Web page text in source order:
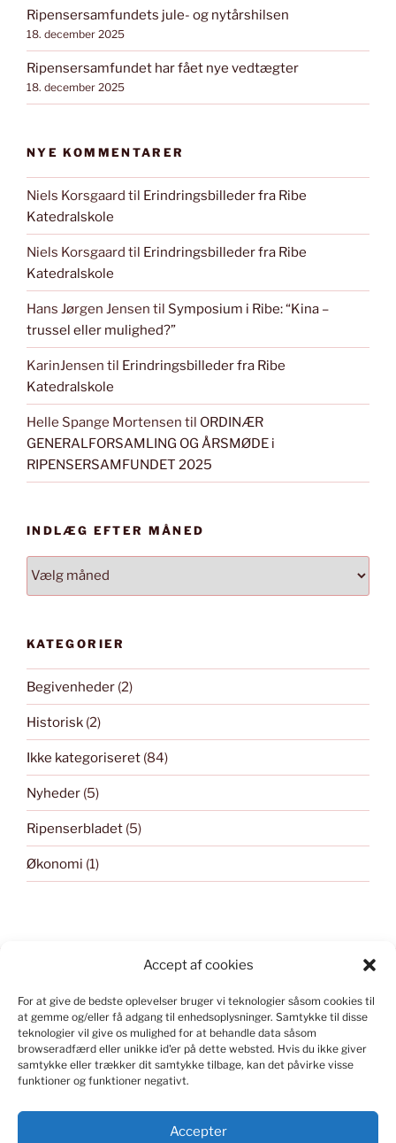
Accept af cookies
For at give de bedste oplevelser bruger vi teknologier såsom cookies til
at gemme og/eller få adgang til enhedsoplysninger. Samtykke til disse
teknologier vil give os mulighed for at behandle data såsom
browseradfærd eller unikke id'er på dette websted. Hvis du ikke giver
samtykke eller trækker dit samtykke tilbage, kan det påvirke visse
funktioner og funktioner negativt.
Accepter
Ripensersamfundets jule- og nytårshilsen
18. december 2025
Ripensersamfundet har fået nye vedtægter
18. december 2025
NYE KOMMENTARER
Niels Korsgaard til Erindringsbilleder fra Ribe
Katedralskole
Niels Korsgaard til Erindringsbilleder fra Ribe
Katedralskole
Hans Jørgen Jensen til Symposium i Ribe: “Kina –
trussel eller mulighed?”
KarinJensen til Erindringsbilleder fra Ribe
Katedralskole
Helle Spange Mortensen til ORDINÆR
GENERALFORSAMLING OG ÅRSMØDE i
RIPENSERSAMFUNDET 2025
INDLÆG EFTER MÅNED
INDLÆG
EFTER
KATEGORIER
Begivenheder (2)
Historisk (2)
Ikke kategoriseret (84)
Nyheder (5)
Ripenserbladet (5)
Økonomi (1)
KONSTRUERET I WORD PRESS
Kontaktwebmasterved spørgsmål om indlæg og
hjemmesiden.